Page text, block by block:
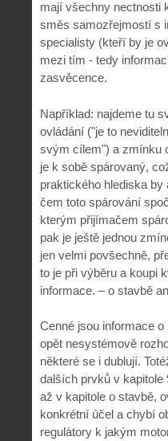
mají všechny nectnosti
směs samozřejmostí s
specialisty (kteří by je
mezi tím - tedy
zasvěcence.
Například: najdeme tu
ovládání ("je to
svým cílem") a zmínku
je k sobě spárovaný,
praktického hlediska
čem toto spárování
kterým přijímačem
pak je ještě jednou
jen velmi povšechně,
to je při výběru a koupi
informace. – o stavbě
Cenné jsou informace
opět nesystémově
některé se i dublují.
dalších prvků v kapitole
až v kapitole o stavbě,
konkrétní účel a chybí
regulátory k jakým